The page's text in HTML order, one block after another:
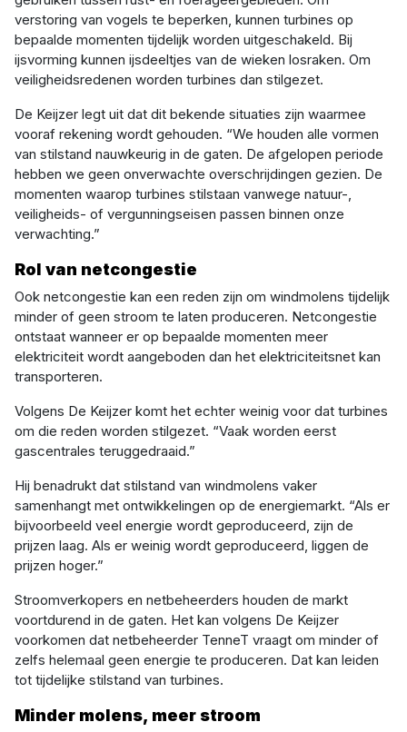
verstoring van vogels te beperken, kunnen turbines op
bepaalde momenten tijdelijk worden uitgeschakeld. Bij
ijsvorming kunnen ijsdeeltjes van de wieken losraken. Om
veiligheidsredenen worden turbines dan stilgezet.
De Keijzer legt uit dat dit bekende situaties zijn waarmee
vooraf rekening wordt gehouden. “We houden alle vormen
van stilstand nauwkeurig in de gaten. De afgelopen periode
hebben we geen onverwachte overschrijdingen gezien. De
momenten waarop turbines stilstaan vanwege natuur-,
veiligheids- of vergunningseisen passen binnen onze
verwachting.”
Rol van netcongestie
Ook netcongestie kan een reden zijn om windmolens tijdelijk
minder of geen stroom te laten produceren. Netcongestie
ontstaat wanneer er op bepaalde momenten meer
elektriciteit wordt aangeboden dan het elektriciteitsnet kan
transporteren.
Volgens De Keijzer komt het echter weinig voor dat turbines
om die reden worden stilgezet. “Vaak worden eerst
gascentrales teruggedraaid.”
Hij benadrukt dat stilstand van windmolens vaker
samenhangt met ontwikkelingen op de energiemarkt. “Als er
bijvoorbeeld veel energie wordt geproduceerd, zijn de
prijzen laag. Als er weinig wordt geproduceerd, liggen de
prijzen hoger.”
Stroomverkopers en netbeheerders houden de markt
voortdurend in de gaten. Het kan volgens De Keijzer
voorkomen dat netbeheerder TenneT vraagt om minder of
zelfs helemaal geen energie te produceren. Dat kan leiden
tot tijdelijke stilstand van turbines.
Minder molens, meer stroom